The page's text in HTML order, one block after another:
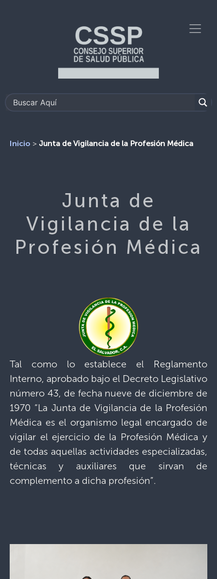
Inicio > Junta de Vigilancia de la Profesión Médica
Junta de
Vigilancia de la
Profesión Médica
Tal como lo establece el Reglamento
Interno, aprobado bajo el Decreto Legislativo
número 43, de fecha nueve de diciembre de
1970 “La Junta de Vigilancia de la Profesión
Médica es el organismo legal encargado de
vigilar el ejercicio de la Profesión Médica y
de todas aquellas actividades especializadas,
técnicas y auxiliares que sirvan de
complemento a dicha profesión”.